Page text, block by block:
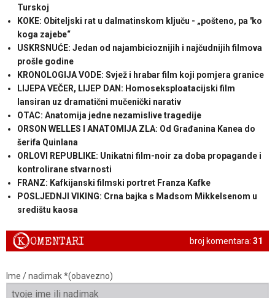
Turskoj
KOKE: Obiteljski rat u dalmatinskom ključu - „pošteno, pa 'ko
koga zajebe“
USKRSNUĆE: Jedan od najambicioznijih i najčudnijih filmova
prošle godine
KRONOLOGIJA VODE: Svjež i hrabar film koji pomjera granice
LIJEPA VEČER, LIJEP DAN: Homoseksploatacijski film
lansiran uz dramatični mučenički narativ
OTAC: Anatomija jedne nezamislive tragedije
ORSON WELLES I ANATOMIJA ZLA: Od Građanina Kanea do
šerifa Quinlana
ORLOVI REPUBLIKE: Unikatni film-noir za doba propagande i
kontrolirane stvarnosti
FRANZ: Kafkijanski filmski portret Franza Kafke
POSLJEDNJI VIKING: Crna bajka s Madsom Mikkelsenom u
središtu kaosa
broj komentara: 31
KOMENTARI
Ime / nadimak *(obavezno)